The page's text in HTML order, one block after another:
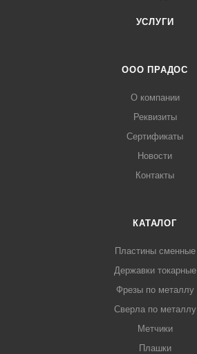
УСЛУГИ
ООО ПРАДОС
О компании
Реквизиты
Сертификаты
Новости
Контакты
КАТАЛОГ
Пластины сменные
Державки токарные
Фрезы по металлу
Сверла по металлу
Метчики
Плашки